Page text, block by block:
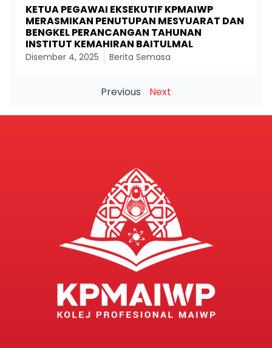
KETUA PEGAWAI EKSEKUTIF KPMAIWP
MERASMIKAN PENUTUPAN MESYUARAT DAN
BENGKEL PERANCANGAN TAHUNAN
INSTITUT KEMAHIRAN BAITULMAL
Disember 4, 2025 Berita Semasa
Previous Next